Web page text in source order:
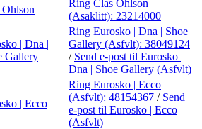
Ohlson
Ring Clas Ohlson
(Asaklitt): 23214000
| Dna |
Gallery
Ring Eurosko | Dna | Shoe
Gallery (Asfvlt): 38049124
/ Send e-post til Eurosko |
Dna | Shoe Gallery (Asfvlt)
| Ecco
Ring Eurosko | Ecco
(Asfvlt): 48154367 / Send
e-post til Eurosko | Ecco
(Asfvlt)